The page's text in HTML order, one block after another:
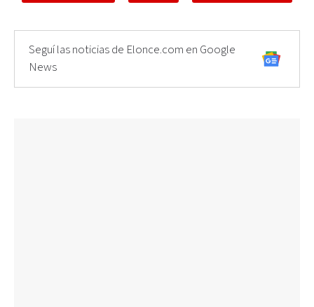
Seguí las noticias de Elonce.com en Google
News